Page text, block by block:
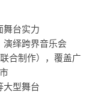
舞台实力
演绎跨界音乐会
合制作），覆盖广
大型舞台